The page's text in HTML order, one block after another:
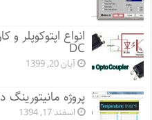
DC
آبان 20, 1399
پروژه
اسفند 17, 1394